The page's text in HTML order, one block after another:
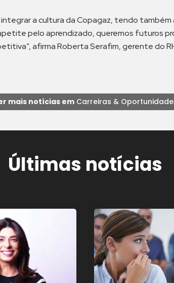
a cultura da Copagaz, tendo
pelo aprendizado, queremos futuros
afirma Roberta Serafim, gerente do
mais notícias emCarreiras &
Últimas notícias